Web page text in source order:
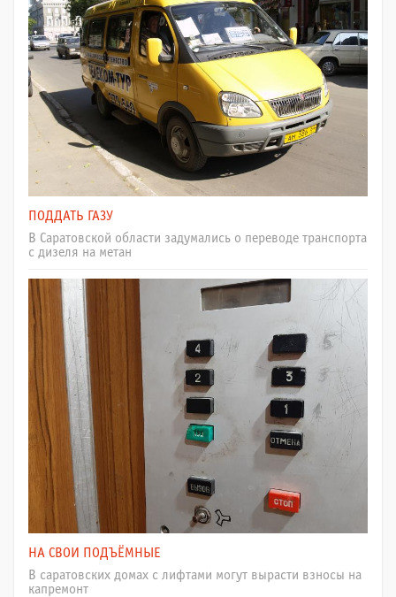
ПОДДАТЬ ГАЗУ
В Саратовской области задумались о переводе транспорта
с дизеля на метан
НА СВОИ ПОДЪЁМНЫЕ
В саратовских домах с лифтами могут вырасти взносы на
капремонт